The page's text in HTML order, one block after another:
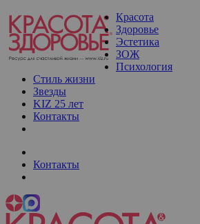
Красота
Здоровье
Эстетика
ЗОЖ
Психология
Стиль жизни
Звезды
KIZ 25 лет
Контакты
Контакты